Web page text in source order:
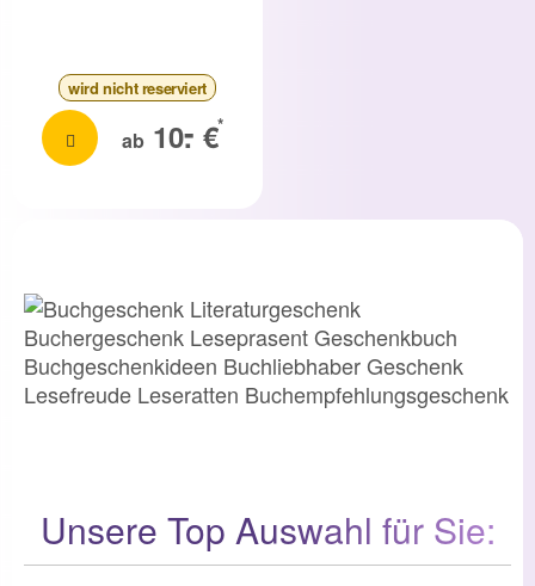
wird nicht reserviert
ab10.
- €
*
Unsere Top Auswahl für Sie: